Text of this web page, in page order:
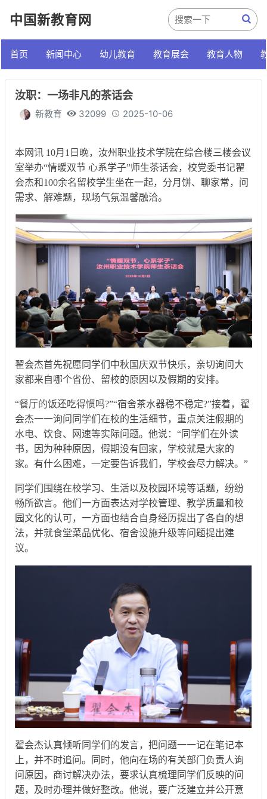
中国新教育网
首页 新闻中心 幼儿教育 教育展会 教育人物
汝职：一场非凡的茶话会
新教育 32099 2025-10-06
本网讯 10月1日晚，汝州职业技术学院在综合楼三楼会议
室举办“情暖双节 心系学子”师生茶话会，校党委书记翟
会杰和100余名留校学生坐在一起，分月饼、聊家常，问
需求、解难题，现场气氛温馨融洽。
翟会杰首先祝愿同学们中秋国庆双节快乐，亲切询问大
家都来自哪个省份、留校的原因以及假期的安排。
“餐厅的饭还吃得惯吗?”“宿舍茶水器稳不稳定?”接着，翟
会杰一一询问同学们在校的生活细节，重点关注假期的
水电、饮食、网速等实际问题。他说：“同学们在外读
书，因为种种原因，假期没有回家，学校就是大家的
家。有什么困难，一定要告诉我们，学校会尽力解决。”
同学们围绕在校学习、生活以及校园环境等话题，纷纷
畅所欲言。他们一方面表达对学校管理、教学质量和校
园文化的认可，一方面也结合自身经历提出了各自的想
法，并就食堂菜品优化、宿舍设施升级等问题提出建
议。
翟会杰认真倾听同学们的发言，把问题一一记在笔记本
上，并不时追问。同时，他向在场的有关部门负责人询
问原因，商讨解决办法，要求认真梳理同学们反映的问
题，及时办理并做好整改。他说，要广泛建立并公开意